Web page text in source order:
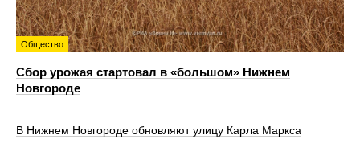
Общество
Сбор урожая стартовал в «большом» Нижнем
Новгороде
В Нижнем Новгороде обновляют улицу Карла Маркса